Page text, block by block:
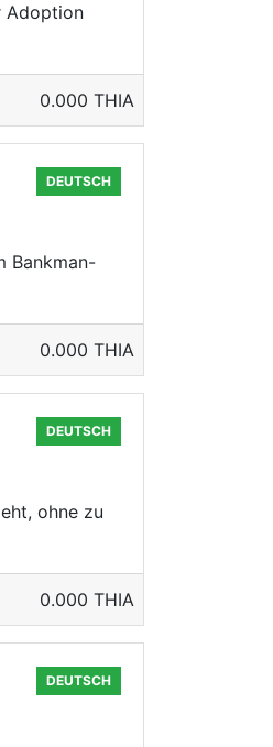
Adoption
0.000 THIA
DEUTSCH
Bankman-
0.000 THIA
DEUTSCH
ohne zu
0.000 THIA
DEUTSCH